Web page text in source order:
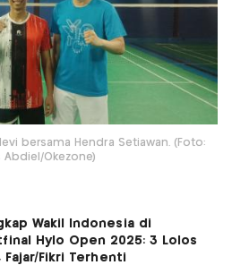
bersama Hendra Setiawan. (Foto:
Abdiel/Okezone)
Wakil Indonesia di
Hylo Open 2025: 3 Lolos
Fajar/Fikri Terhenti